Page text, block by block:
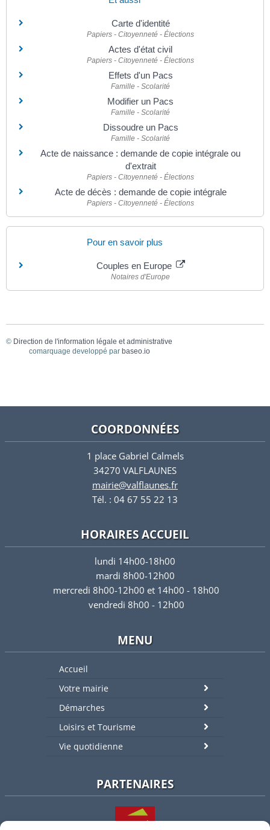
Carte d'identité
Papiers - Citoyenneté - Élections
Actes d'état civil
Papiers - Citoyenneté - Élections
Effets d'un Pacs
Famille - Scolarité
Modifier un Pacs
Famille - Scolarité
Dissoudre un Pacs
Famille - Scolarité
Acte de naissance : demande de copie intégrale ou
d'extrait
Papiers - Citoyenneté - Élections
Acte de décès : demande de copie intégrale
Papiers - Citoyenneté - Élections
Pour en savoir plus
Couples en Europe
Notaires d'Europe
© Direction de l'information légale et administrative
comarquage developpé par baseo.io
COORDONNÉES
1 place Gabriel Calmels
34270 VALFLAUNES
mairie@valflaunes.fr
Tél. : 04 67 55 22 13
HORAIRES ACCUEIL
lundi 14h00-18h00
mardi 8h00-12h00
mercredi 8h00-12h00 et 14h00 - 18h00
vendredi 8h00 - 12h00
MENU
Accueil
Votre mairie
Démarches
Loisirs et Tourisme
Vie quotidienne
PARTENAIRES